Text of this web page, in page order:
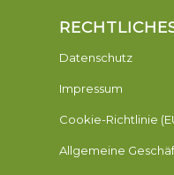
Datenschutz
Impressum
Cookie-Richtlinie
Allgemeine